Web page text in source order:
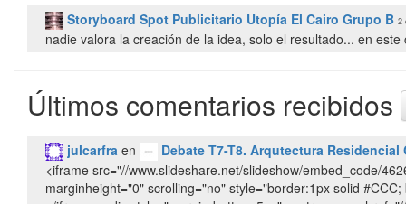
Storyboard Spot Publicitario Utopía El Cairo Grupo B 2
nadie valora la creación de la idea, solo el resultado... en
Últimos comentarios recibidos
julcarfra en
Debate T7-T8. Arqutectura Residencial
<iframe src="//www.slideshare.net/slideshow/embed_code/
marginheight="0" scrolling="no" style="border:1px solid